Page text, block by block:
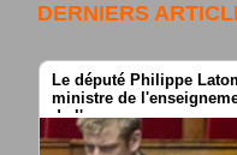
DERNIERS
Le député Philippe
ministre de
de l'espace